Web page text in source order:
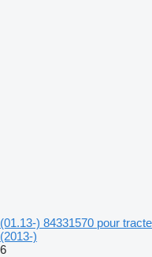
(01.13-) 84331570 pour
(2013-)
6